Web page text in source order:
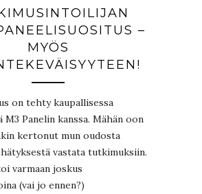
–
MYÖS
on tehty kaupallisessa
Panelin kanssa. Mähän oon
kertonut mun oudosta
vastata tutkimuksiin.
varmaan joskus
(vai jo ennen?)